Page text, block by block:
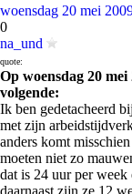
woensdag 20 mei
0
na_und
quote:
Op woensdag 20
volgende:
Ik ben gedetacheerd
met zijn
anders komt
moeten niet zo
dat is 24 uur per
daarnaast zijn ze 12